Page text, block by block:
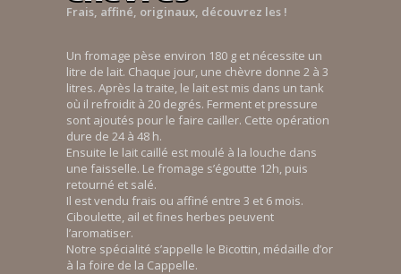
Frais, affiné, originaux, découvrez les !
Un fromage pèse environ 180 g et nécessite un
litre de lait. Chaque jour, une chèvre donne 2 à 3
litres. Après la traite, le lait est mis dans un tank
où il refroidit à 20 degrés. Ferment et pressure
sont ajoutés pour le faire cailler. Cette opération
dure de 24 à 48 h.
Ensuite le lait caillé est moulé à la louche dans
une faisselle. Le fromage s’égoutte 12h, puis
retourné et salé.
Il est vendu frais ou affiné entre 3 et 6 mois.
Ciboulette, ail et fines herbes peuvent
l’aromatiser.
Notre spécialité s’appelle le Bicottin, médaille d’or
à la foire de la Cappelle.